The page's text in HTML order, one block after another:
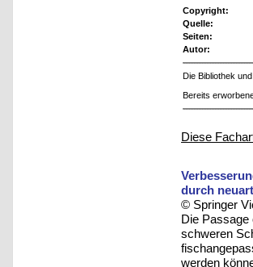
Copyright:
Quelle:
Seiten:
Autor:
Die Bibliothek
Bereits
Diese
durch
© Springer
Die Passage
schweren
werden